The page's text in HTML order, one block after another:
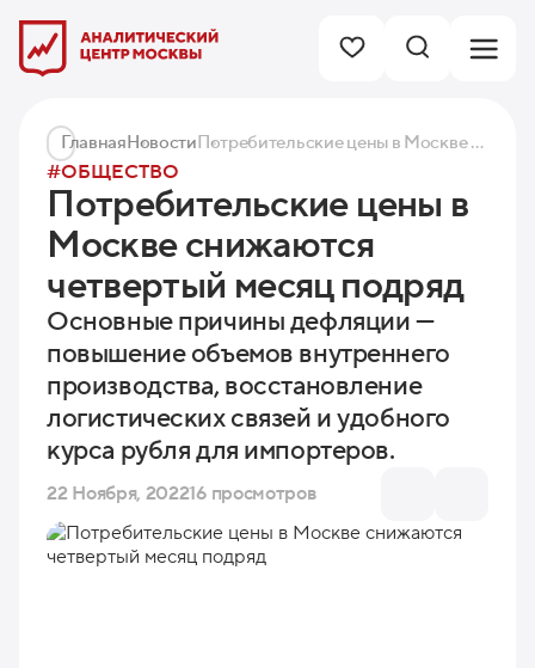
ГлавнаяНовости Потребительские цены в Москве снижаются четвертый месяц подряд
#ОБЩЕСТВО
Потребительские цены в
Москве снижаются
четвертый месяц подряд
Основные причины дефляции —
повышение объемов внутреннего
производства, восстановление
логистических связей и удобного
курса рубля для импортеров.
22 Ноября, 202216 просмотров